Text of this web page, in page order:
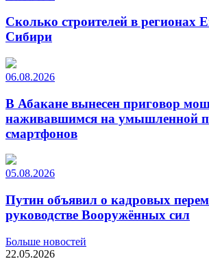
Сколько строителей в регионах
Сибири
06.08.2026
В Абакане вынесен приговор
наживавшимся на умышленной
смартфонов
05.08.2026
Путин объявил о кадровых
руководстве Вооружённых сил
Больше новостей
22.05.2026